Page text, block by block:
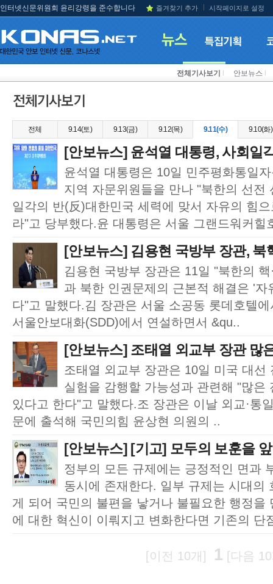
인터넷신문위원회 윤리강령을 준수합니다 즐겨찾기 추가 시작페이지로 설정
전체기사보기 안보뉴스
전체 9.14(토) 9.13(금) 9.12(목) 9.11(수) 9.10(화)
[안보뉴스] 윤석열 대통령, 사회일
윤석열 대통령은 10일 민주평화통일
지역 자문위원들을 만나 "북한의 선전
일각의 반(反)대한민국 세력에 맞서 자유의 힘
라"고 당부했다.윤 대통령은 서울 그랜드워커힐
[안보뉴스] 김용현 국방부 장관, 북
김용현 국방부 장관은 11일 "북한의 핵
과 북한 인권문제의 근본적 해결은 '
다"고 말했다.김 장관은 서울 소공동 롯데호텔
서울안보대화(SDD)에서 연설하면서 &qu..
[안보뉴스] 조태열 외교부 장관 많
조태열 외교부 장관은 10일 미국 대선
실험을 감행할 가능성과 관련해 "많은
있다고 한다"고 말했다.조 장관은 이날 외교·통
문에 출석해 국민의힘 윤상현 의원의 ..
[안보뉴스] [기고] 모두의 보훈을
정부의 모든 규제에는 긍정적인 면과
동시에 존재한다. 일부 규제는 시대의
게 되어 국민의 불편을 낳거나 불필요한 행정을
에 대한 혁신이 이뤄지고 변화한다면 기존의 단
[이전 10개] 1 [다음